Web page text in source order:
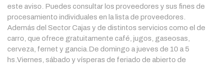
este aviso. Puedes consultar los proveedores y sus fines de
procesamiento individuales en la lista de proveedores.
Además del Sector Cajas y de distintos servicios como el de
carro, que ofrece gratuitamente café, jugos, gaseosas,
cerveza, fernet y gancia.De domingo a jueves de 10 a 5
hs.Viernes, sábado y vísperas de feriado de abierto de